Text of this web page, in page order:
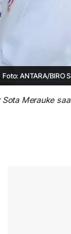
Foto: ANTARA/BIRO
Merauke